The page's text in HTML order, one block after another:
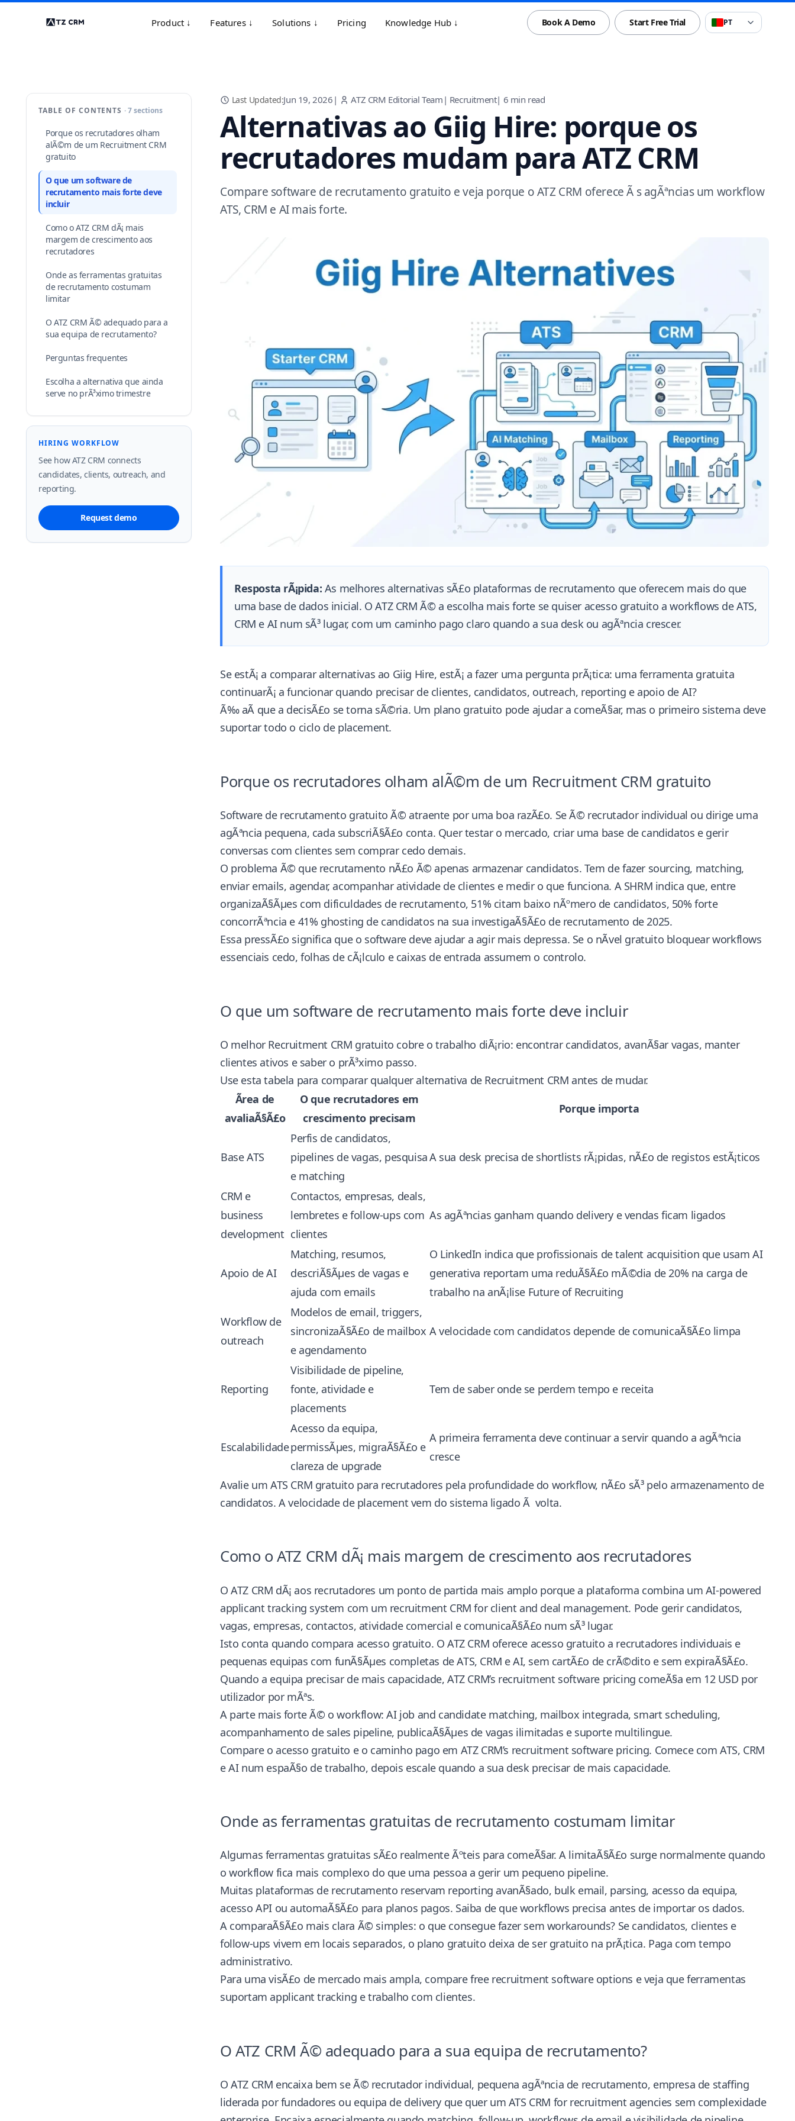
Product ↓ Features ↓ Solutions ↓ Pricing Knowledge Hub ↓ Book A Demo Start Free Trial PT
TABLE OF CONTENTS · 7 sections
Porque os recrutadores olham
alÃ©m de um Recruitment CRM
gratuito
O que um software de
recrutamento mais forte deve
incluir
Como o ATZ CRM dÃ¡ mais
margem de crescimento aos
recrutadores
Onde as ferramentas gratuitas
de recrutamento costumam
limitar
O ATZ CRM Ã© adequado para a
sua equipa de recrutamento?
Perguntas frequentes
Escolha a alternativa que ainda
serve no prÃ³ximo trimestre
HIRING WORKFLOW
See how ATZ CRM connects
candidates, clients, outreach, and
reporting.
Request demo
Last Updated:Jun 19, 2026 | ATZ CRM Editorial Team | Recruitment| 6 min read
Alternativas ao Giig Hire: porque os
recrutadores mudam para ATZ CRM
Compare software de recrutamento gratuito e veja porque o ATZ CRM oferece Ã s agÃªncias um workflow
ATS, CRM e AI mais forte.
Resposta rÃ¡pida: As melhores alternativas sÃ£o plataformas de recrutamento que oferecem mais do que
uma base de dados inicial. O ATZ CRM Ã© a escolha mais forte se quiser acesso gratuito a workflows de ATS,
CRM e AI num sÃ³ lugar, com um caminho pago claro quando a sua desk ou agÃªncia crescer.
Se estÃ¡ a comparar alternativas ao Giig Hire, estÃ¡ a fazer uma pergunta prÃ¡tica: uma ferramenta gratuita
continuarÃ¡ a funcionar quando precisar de clientes, candidatos, outreach, reporting e apoio de AI?
Ã‰ aÃ­ que a decisÃ£o se torna sÃ©ria. Um plano gratuito pode ajudar a comeÃ§ar, mas o primeiro sistema deve
suportar todo o ciclo de placement.
Porque os recrutadores olham alÃ©m de um Recruitment CRM gratuito
Software de recrutamento gratuito Ã© atraente por uma boa razÃ£o. Se Ã© recrutador individual ou dirige uma
agÃªncia pequena, cada subscriÃ§Ã£o conta. Quer testar o mercado, criar uma base de candidatos e gerir
conversas com clientes sem comprar cedo demais.
O problema Ã© que recrutamento nÃ£o Ã© apenas armazenar candidatos. Tem de fazer sourcing, matching,
enviar emails, agendar, acompanhar atividade de clientes e medir o que funciona. A SHRM indica que, entre
organizaÃ§Ãµes com dificuldades de recrutamento, 51% citam baixo nÃºmero de candidatos, 50% forte
concorrÃªncia e 41% ghosting de candidatos na sua investigaÃ§Ã£o de recrutamento de 2025.
Essa pressÃ£o significa que o software deve ajudar a agir mais depressa. Se o nÃ­vel gratuito bloquear workflows
essenciais cedo, folhas de cÃ¡lculo e caixas de entrada assumem o controlo.
O que um software de recrutamento mais forte deve incluir
O melhor Recruitment CRM gratuito cobre o trabalho diÃ¡rio: encontrar candidatos, avanÃ§ar vagas, manter
clientes ativos e saber o prÃ³ximo passo.
Use esta tabela para comparar qualquer alternativa de Recruitment CRM antes de mudar.
Ãrea de
avaliaÃ§Ã£o
O que recrutadores em
crescimento precisam
Porque importa
Base ATS
Perfis de candidatos,
pipelines de vagas, pesquisa
e matching
A sua desk precisa de shortlists rÃ¡pidas, nÃ£o de registos estÃ¡ticos
CRM e
business
development
Contactos, empresas, deals,
lembretes e follow-ups com
clientes
As agÃªncias ganham quando delivery e vendas ficam ligados
Apoio de AI
Matching, resumos,
descriÃ§Ãµes de vagas e
ajuda com emails
O LinkedIn indica que profissionais de talent acquisition que usam AI
generativa reportam uma reduÃ§Ã£o mÃ©dia de 20% na carga de
trabalho na anÃ¡lise Future of Recruiting
Workflow de
outreach
Modelos de email, triggers,
sincronizaÃ§Ã£o de mailbox
e agendamento
A velocidade com candidatos depende de comunicaÃ§Ã£o limpa
Reporting
Visibilidade de pipeline,
fonte, atividade e
placements
Tem de saber onde se perdem tempo e receita
Escalabilidade
Acesso da equipa,
permissÃµes, migraÃ§Ã£o e
clareza de upgrade
A primeira ferramenta deve continuar a servir quando a agÃªncia
cresce
Avalie um ATS CRM gratuito para recrutadores pela profundidade do workflow, nÃ£o sÃ³ pelo armazenamento de
candidatos. A velocidade de placement vem do sistema ligado Ã volta.
Como o ATZ CRM dÃ¡ mais margem de crescimento aos recrutadores
OATZ CRM dÃ¡ aos recrutadores um ponto de partida mais amplo porque a plataforma combina um AI-powered
applicant tracking system com um recruitment CRM for client and deal management. Pode gerir candidatos,
vagas, empresas, contactos, atividade comercial e comunicaÃ§Ã£o num sÃ³ lugar.
Isto conta quando compara acesso gratuito. O ATZ CRM oferece acesso gratuito a recrutadores individuais e
pequenas equipas com funÃ§Ãµes completas de ATS, CRM e AI, sem cartÃ£o de crÃ©dito e sem expiraÃ§Ã£o.
Quando a equipa precisar de mais capacidade,ATZ CRM’s recruitment software pricing comeÃ§a em 12 USD por
utilizador por mÃªs.
A parte mais forte Ã© o workflow: AI job and candidate matching, mailbox integrada, smart scheduling,
acompanhamento de sales pipeline, publicaÃ§Ãµes de vagas ilimitadas e suporte multilingue.
Compare o acesso gratuito e o caminho pago em ATZ CRM’s recruitment software pricing. Comece com ATS, CRM
e AI num espaÃ§o de trabalho, depois escale quando a sua desk precisar de mais capacidade.
Onde as ferramentas gratuitas de recrutamento costumam limitar
Algumas ferramentas gratuitas sÃ£o realmente Ãºteis para comeÃ§ar. A limitaÃ§Ã£o surge normalmente quando
o workflow fica mais complexo do que uma pessoa a gerir um pequeno pipeline.
Muitas plataformas de recrutamento reservam reporting avanÃ§ado, bulk email, parsing, acesso da equipa,
acesso API ou automaÃ§Ã£o para planos pagos. Saiba de que workflows precisa antes de importar os dados.
A comparaÃ§Ã£o mais clara Ã© simples: o que consegue fazer sem workarounds? Se candidatos, clientes e
follow-ups vivem em locais separados, o plano gratuito deixa de ser gratuito na prÃ¡tica. Paga com tempo
administrativo.
Para uma visÃ£o de mercado mais ampla, comparefree recruitment software options e veja que ferramentas
suportam applicant tracking e trabalho com clientes.
O ATZ CRM Ã© adequado para a sua equipa de recrutamento?
O ATZ CRM encaixa bem se Ã© recrutador individual, pequena agÃªncia de recrutamento, empresa de staffing
liderada por fundadores ou equipa de delivery que quer um ATS CRM for recruitment agencies sem complexidade